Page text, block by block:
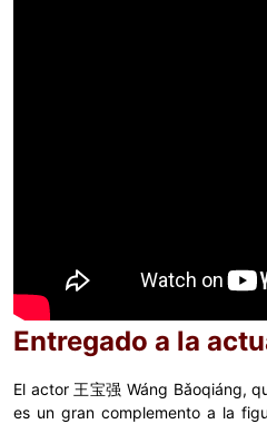
Entregado a la
El actor 王宝强 Wáng Bǎoqiáng,
es un gran complemento a la